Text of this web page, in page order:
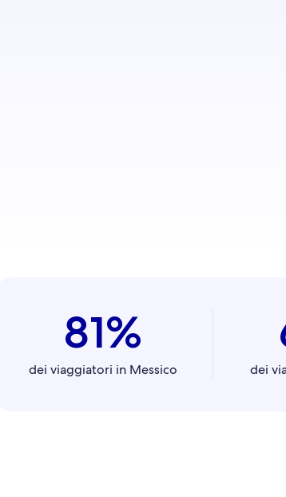
81%
dei viaggiatori in Messico dei